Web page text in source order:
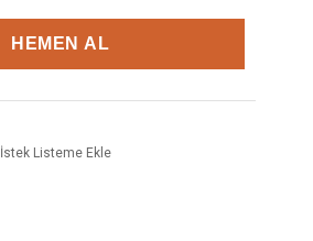
İstek Listeme Ekle